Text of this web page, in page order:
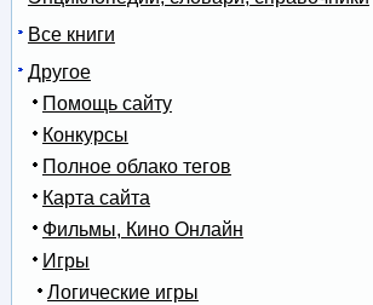
Все книги
Другое
Помощь сайту
Конкурсы
Полное облако тегов
Карта сайта
Фильмы, Кино Онлайн
Игры
Логические игры